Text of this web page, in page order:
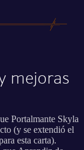
mejoras
Portalmante Skyla
(y se extendió el
esta carta).